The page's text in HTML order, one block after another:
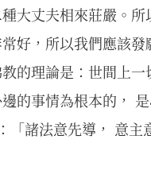
大丈夫相來莊嚴。
好，所以我們應該發
的理論是：世間上一
的事情為根本的，
「諸法意先導， 意主